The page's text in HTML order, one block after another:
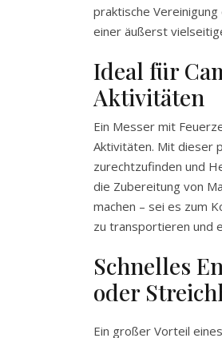
praktische
einer äußerst
Ideal für
Aktivitäten
Ein Messer mit
Aktivitäten. Mit dieser
zurechtzufinden und
die Zubereitung von
machen – sei es zum
zu transportieren und
Schnelles
oder
Ein großer Vorteil